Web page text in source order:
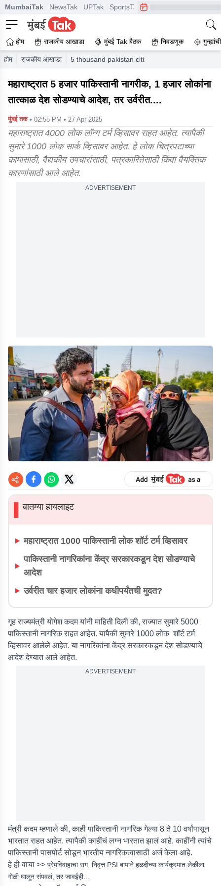
MumbaiTak NewsTak UPTak SportsTak CrimeTak
होम राजकीय आखाडा मुंबई Tak बैठक निवडणूक
होम राजकीय आखाडा 5 thousand pakistan citizens in maharashtra
महाराष्ट्रात 5 हजार पाकिस्तानी नागरीक, 1 हजार लोकांना
तात्काळ देश सोडण्याचे आदेश, तर उर्वरीत....
मुंबई तक • 02:55 PM • 27 Apr 2025
महाराष्ट्रात 4000 लोक लॉन्ग टर्म व्हिसावर राहत आहेत. त्यापैकी
सुमारे 1000 लोक सार्क व्हिसावर आहेत. हे लोक चित्रपटाच्या
कामासाठी, वैद्यकीय उपचारांसाठी, पत्रकारितेसाठी किंवा वैयक्तिक
कारणांसाठी आले आहेत.
ADVERTISEMENT
▌बातम्या हायलाइट
महाराष्ट्रात 1000 पाकिस्तानी लोक शॉर्ट टर्म व्हिसावर
पाकिस्तानी नागरिकांना केंद्र सरकारकडून देश सोडण्याचे
आदेश
उर्वरीत चार हजार लोकांना कधीपर्यंतची मुदत?
गृह राज्यमंत्री योगेश कदम यांनी माहिती दिली की, राज्यात सुमारे 5000
पाकिस्तानी नागरिक राहत आहेत. यापैकी सुमारे 1000 लोक शॉर्ट टर्म
व्हिसावर आलेले आहेत. या नागरिकांना केंद्र सरकारकडून देश सोडण्याचे
आदेश देण्यात आले आहेत.
ADVERTISEMENT
मंत्री कदम म्हणाले की, काही पाकिस्तानी नागरिक गेल्या 8 ते 10 वर्षांपासून
भारतात राहत आहेत. त्यापैकी काहींचं लग्न भारतात झालं आहे. काहींनी त्यांचे
पाकिस्तानी पासपोर्ट सोडून भारतीय नागरिकत्वासाठी अर्ज केला आहे.
हे ही वाचा >> प्रेमविवाहाचा राग, निवृत्त PSI बापाने हळदीच्या कार्यक्रमात लेकीला
गोळी घालून संपवलं, तर जावईही...